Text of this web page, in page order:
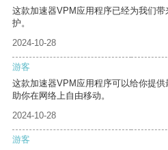
这款加速器VPM应用程序已经为我们
护。
2024-10-28
游客
这款加速器VPM应用程序可以给你提
助你在网络上自由移动。
2024-10-28
游客